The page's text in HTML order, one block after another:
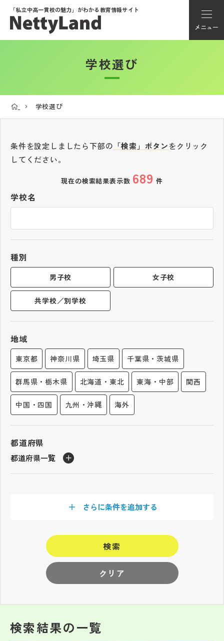
「私立中高一貫校の魅力」がわかる教育情報サイト
メニュー
アカウント登録
メニュー
学校選び
私学探検隊
説明会・イベント情報
よみもの
学校HP最新情報
特集
NettyLandかわら版
その他
個人情報保護方針
サイトマップ
学校選び
学校選び
条件を設定しましたら下部の 「検索」ボタンをクリック
してください。
現在の検索結果表示数 689 件
学校名
種別
男子校 女子校
共学校／別学校
地域
東京都 神奈川県 埼玉県 千葉県・茨城県
群馬県・栃木県 北海道・東北 東海・中部 関西
中国・四国 九州・沖縄 海外
都道府県
都道府県一覧
さらに条件を追加する
クリア
検索
検索結果の一覧